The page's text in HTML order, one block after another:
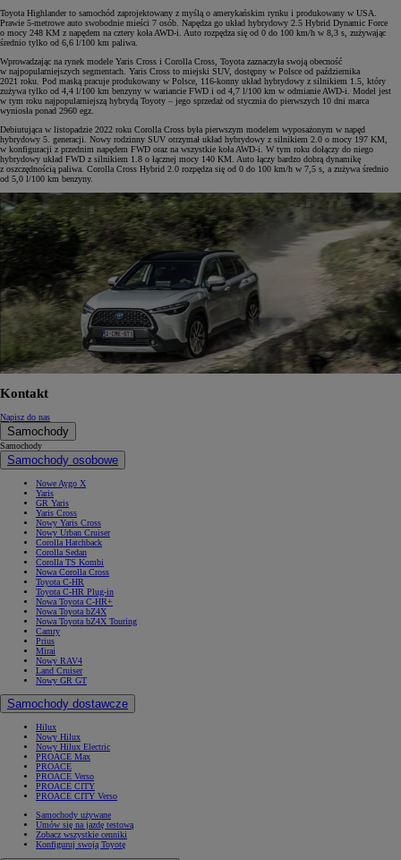
Toyota Highlander to samochód zaprojektowany z myślą o amerykańskim rynku i produkowany w USA.
Prawie 5-metrowe auto swobodnie mieści 7 osób. Napędza go układ hybrydowy 2.5 Hybrid Dynamic Force
o mocy 248 KM z napędem na cztery koła AWD-i. Auto rozpędza się od 0 do 100 km/h w 8,3 s, zużywając
średnio tylko od 6,6 l/100 km paliwa.
Wprowadzając na rynek modele Yaris Cross i Corolla Cross, Toyota zaznaczyła swoją obecność
w najpopularniejszych segmentach. Yaris Cross to miejski SUV, dostępny w Polsce od października
2021 roku. Pod maską pracuje produkowany w Polsce, 116-konny układ hybrydowy z silnikiem 1.5, który
zużywa tylko od 4,4 l/100 km benzyny w wariancie FWD i od 4,7 l/100 km w odmianie AWD-i. Model jest
w tym roku najpopularniejszą hybrydą Toyoty – jego sprzedaż od stycznia do pierwszych 10 dni marca
wyniosła ponad 2960 egz.
Debiutująca w listopadzie 2022 roku Corolla Cross była pierwszym modelem wyposażonym w napęd
hybrydowy 5. generacji. Nowy rodzinny SUV otrzymał układ hybrydowy z silnikiem 2.0 o mocy 197 KM,
w konfiguracji z przednim napędem FWD oraz na wszystkie koła AWD-i. W tym roku dołączy do niego
hybrydowy układ FWD z silnikiem 1.8 o łącznej mocy 140 KM. Auto łączy bardzo dobrą dynamikę
z oszczędnością paliwa. Corolla Cross Hybrid 2.0 rozpędza się od 0 do 100 km/h w 7,5 s, a zużywa średnio
od 5,0 l/100 km benzyny.
Kontakt
Napisz do nas
Samochody
Samochody
Samochody osobowe
Nowe Aygo X
Yaris
GR Yaris
Yaris Cross
Nowy Yaris Cross
Nowy Urban Cruiser
Corolla Hatchback
Corolla Sedan
Corolla TS Kombi
Nowa Corolla Cross
Toyota C-HR
Toyota C-HR Plug-in
Nowa Toyota C-HR+
Nowa Toyota bZ4X
Nowa Toyota bZ4X Touring
Camry
Prius
Mirai
Nowy RAV4
Land Cruiser
Nowy GR GT
Samochody dostawcze
Hilux
Nowy Hilux
Nowy Hilux Electric
PROACE Max
PROACE
PROACE Verso
PROACE CITY
PROACE CITY Verso
Samochody używane
Umów się na jazdę testową
Zobacz wszystkie cenniki
Konfiguruj swoją Toyotę